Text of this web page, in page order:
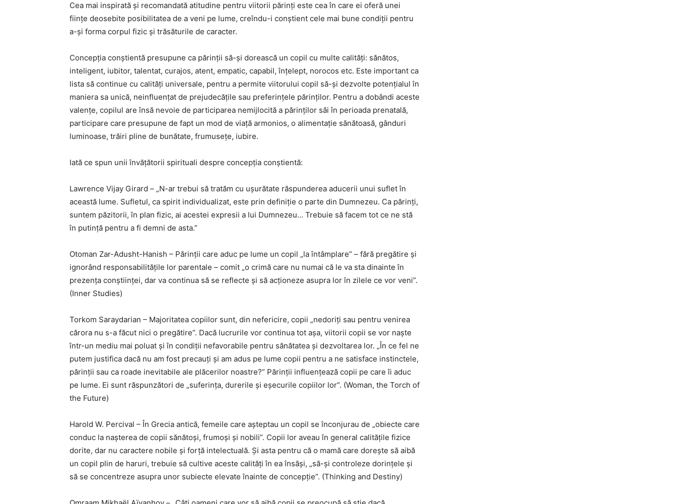
Cea mai inspirată și recomandată atitudine pentru viitorii părinți este cea în care ei oferă unei
ființe deosebite posibilitatea de a veni pe lume, creîndu-i conștient cele mai bune condiții pentru
a-și forma corpul fizic și trăsăturile de caracter.
Concepția conștientă presupune ca părinții să-și dorească un copil cu multe calități: sănătos,
inteligent, iubitor, talentat, curajos, atent, empatic, capabil, înțelept, norocos etc. Este important ca
lista să continue cu calități universale, pentru a permite viitorului copil să-și dezvolte potențialul în
maniera sa unică, neinfluențat de prejudecățile sau preferințele părinților. Pentru a dobândi aceste
valențe, copilul are însă nevoie de participarea nemijlocită a părinților săi în perioada prenatală,
participare care presupune de fapt un mod de viață armonios, o alimentație sănătoasă, gânduri
luminoase, trăiri pline de bunătate, frumusețe, iubire.
Iată ce spun unii învățătorii spirituali despre concepția conștientă:
Lawrence Vijay Girard – „N-ar trebui să tratăm cu ușurătate răspunderea aducerii unui suflet în
această lume. Sufletul, ca spirit individualizat, este prin definiție o parte din Dumnezeu. Ca părinți,
suntem păzitorii, în plan fizic, ai acestei expresii a lui Dumnezeu… Trebuie să facem tot ce ne stă
în putință pentru a fi demni de asta.”
Otoman Zar-Adusht-Hanish – Părinții care aduc pe lume un copil „la întâmplare” – fără pregătire și
ignorând responsabilitățile lor parentale – comit „o crimă care nu numai că le va sta dinainte în
prezența conștiinței, dar va continua să se reflecte și să acționeze asupra lor în zilele ce vor veni”.
(Inner Studies)
Torkom Saraydarian – Majoritatea copiilor sunt, din nefericire, copii „nedoriți sau pentru venirea
cărora nu s-a făcut nici o pregătire”. Dacă lucrurile vor continua tot așa, viitorii copii se vor naște
într-un mediu mai poluat și în condiții nefavorabile pentru sănătatea și dezvoltarea lor. „În ce fel ne
putem justifica dacă nu am fost precauți și am adus pe lume copii pentru a ne satisface instinctele,
părinții sau ca roade inevitabile ale plăcerilor noastre?” Părinții influențează copii pe care îi aduc
pe lume. Ei sunt răspunzători de „suferința, durerile și eșecurile copiilor lor”. (Woman, the Torch of
the Future)
Harold W. Percival – În Grecia antică, femeile care așteptau un copil se înconjurau de „obiecte care
conduc la nașterea de copii sănătoși, frumoși și nobili”. Copii lor aveau în general calitățile fizice
dorite, dar nu caractere nobile și forță intelectuală. Și asta pentru că o mamă care dorește să aibă
un copil plin de haruri, trebuie să cultive aceste calități în ea însăși, „să-și controleze dorințele și
să se concentreze asupra unor subiecte elevate înainte de concepție”. (Thinking and Destiny)